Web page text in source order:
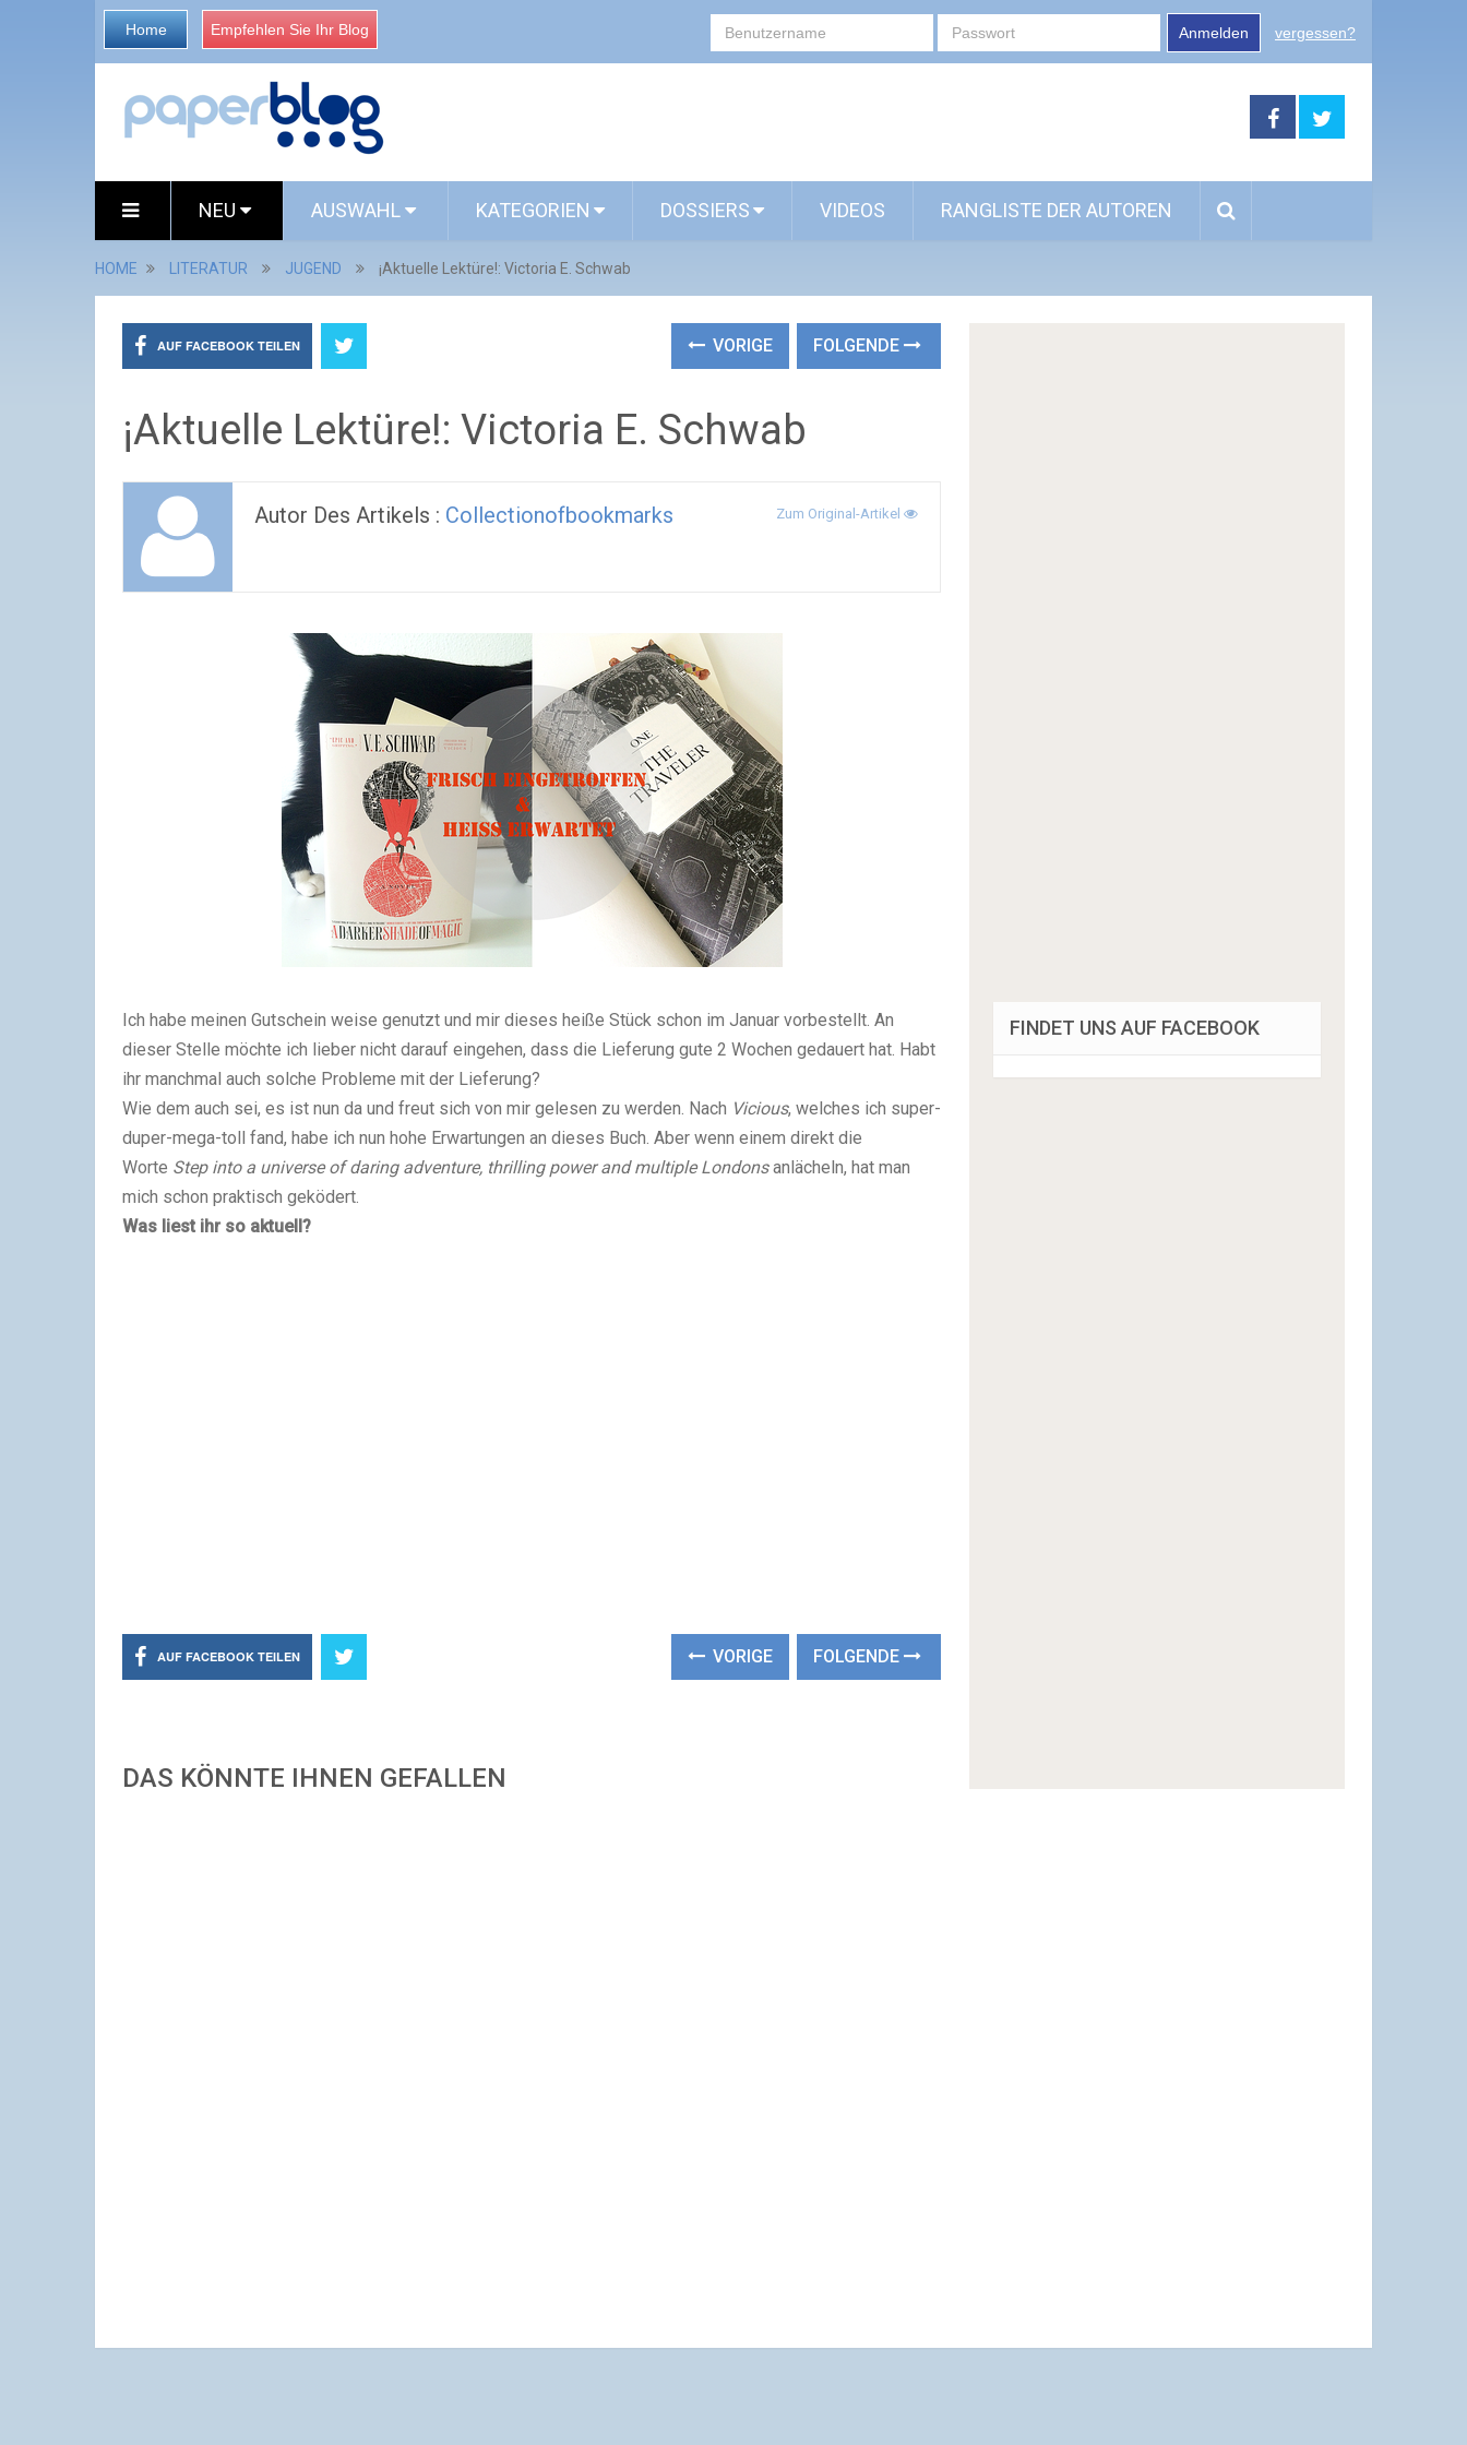
Home Empfehlen Sie Ihr Blog Anmelden vergessen?
NEU AUSWAHL KATEGORIEN DOSSIERS VIDEOS RANGLISTE DER AUTOREN
HOME LITERATUR JUGEND ¡Aktuelle Lektüre!: Victoria E. Schwab
AUF FACEBOOK TEILEN VORIGE FOLGENDE
¡Aktuelle Lektüre!: Victoria E. Schwab
Autor Des Artikels : Collectionofbookmarks Zum Original-Artikel
Ich habe meinen Gutschein weise genutzt und mir dieses heiße Stück schon im Januar vorbestellt. An
dieser Stelle möchte ich lieber nicht darauf eingehen, dass die Lieferung gute 2 Wochen gedauert hat. Habt
ihr manchmal auch solche Probleme mit der Lieferung?
Wie dem auch sei, es ist nun da und freut sich von mir gelesen zu werden. Nach Vicious, welches ich super-
duper-mega-toll fand, habe ich nun hohe Erwartungen an dieses Buch. Aber wenn einem direkt die
Worte Step into a universe of daring adventure, thrilling power and multiple Londonsanlächeln, hat man
mich schon praktisch geködert.
Was liest ihr so aktuell?
AUF FACEBOOK TEILEN VORIGE FOLGENDE
DAS KÖNNTE IHNEN GEFALLEN
FINDET UNS AUF FACEBOOK